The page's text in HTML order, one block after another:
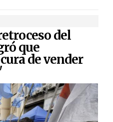
del
que
de vender